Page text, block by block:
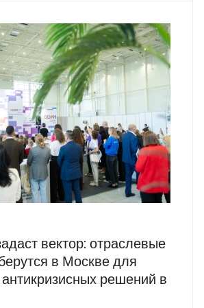
вектор: отраслевые
в Москве для
решений в